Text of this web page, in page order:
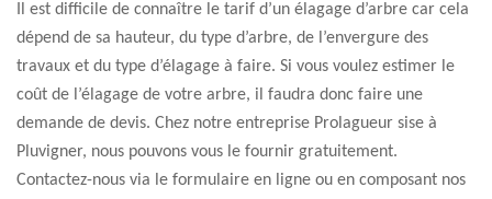
Il est difficile de connaître le tarif d’un élagage d’arbre car cela
dépend de sa hauteur, du type d’arbre, de l’envergure des
travaux et du type d’élagage à faire. Si vous voulez estimer le
coût de l’élagage de votre arbre, il faudra donc faire une
demande de devis. Chez notre entreprise Prolagueur sise à
Pluvigner, nous pouvons vous le fournir gratuitement.
Contactez-nous via le formulaire en ligne ou en composant nos